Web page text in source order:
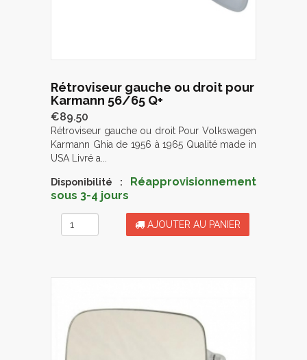
Rétroviseur gauche ou droit pour
Karmann 56/65 Q+
€89.50
Rétroviseur gauche ou droit Pour Volkswagen
Karmann Ghia de 1956 à 1965 Qualité made in
USA Livré a...
Disponibilité :
Réapprovisionnement
sous 3-4 jours
AJOUTER AU PANIER